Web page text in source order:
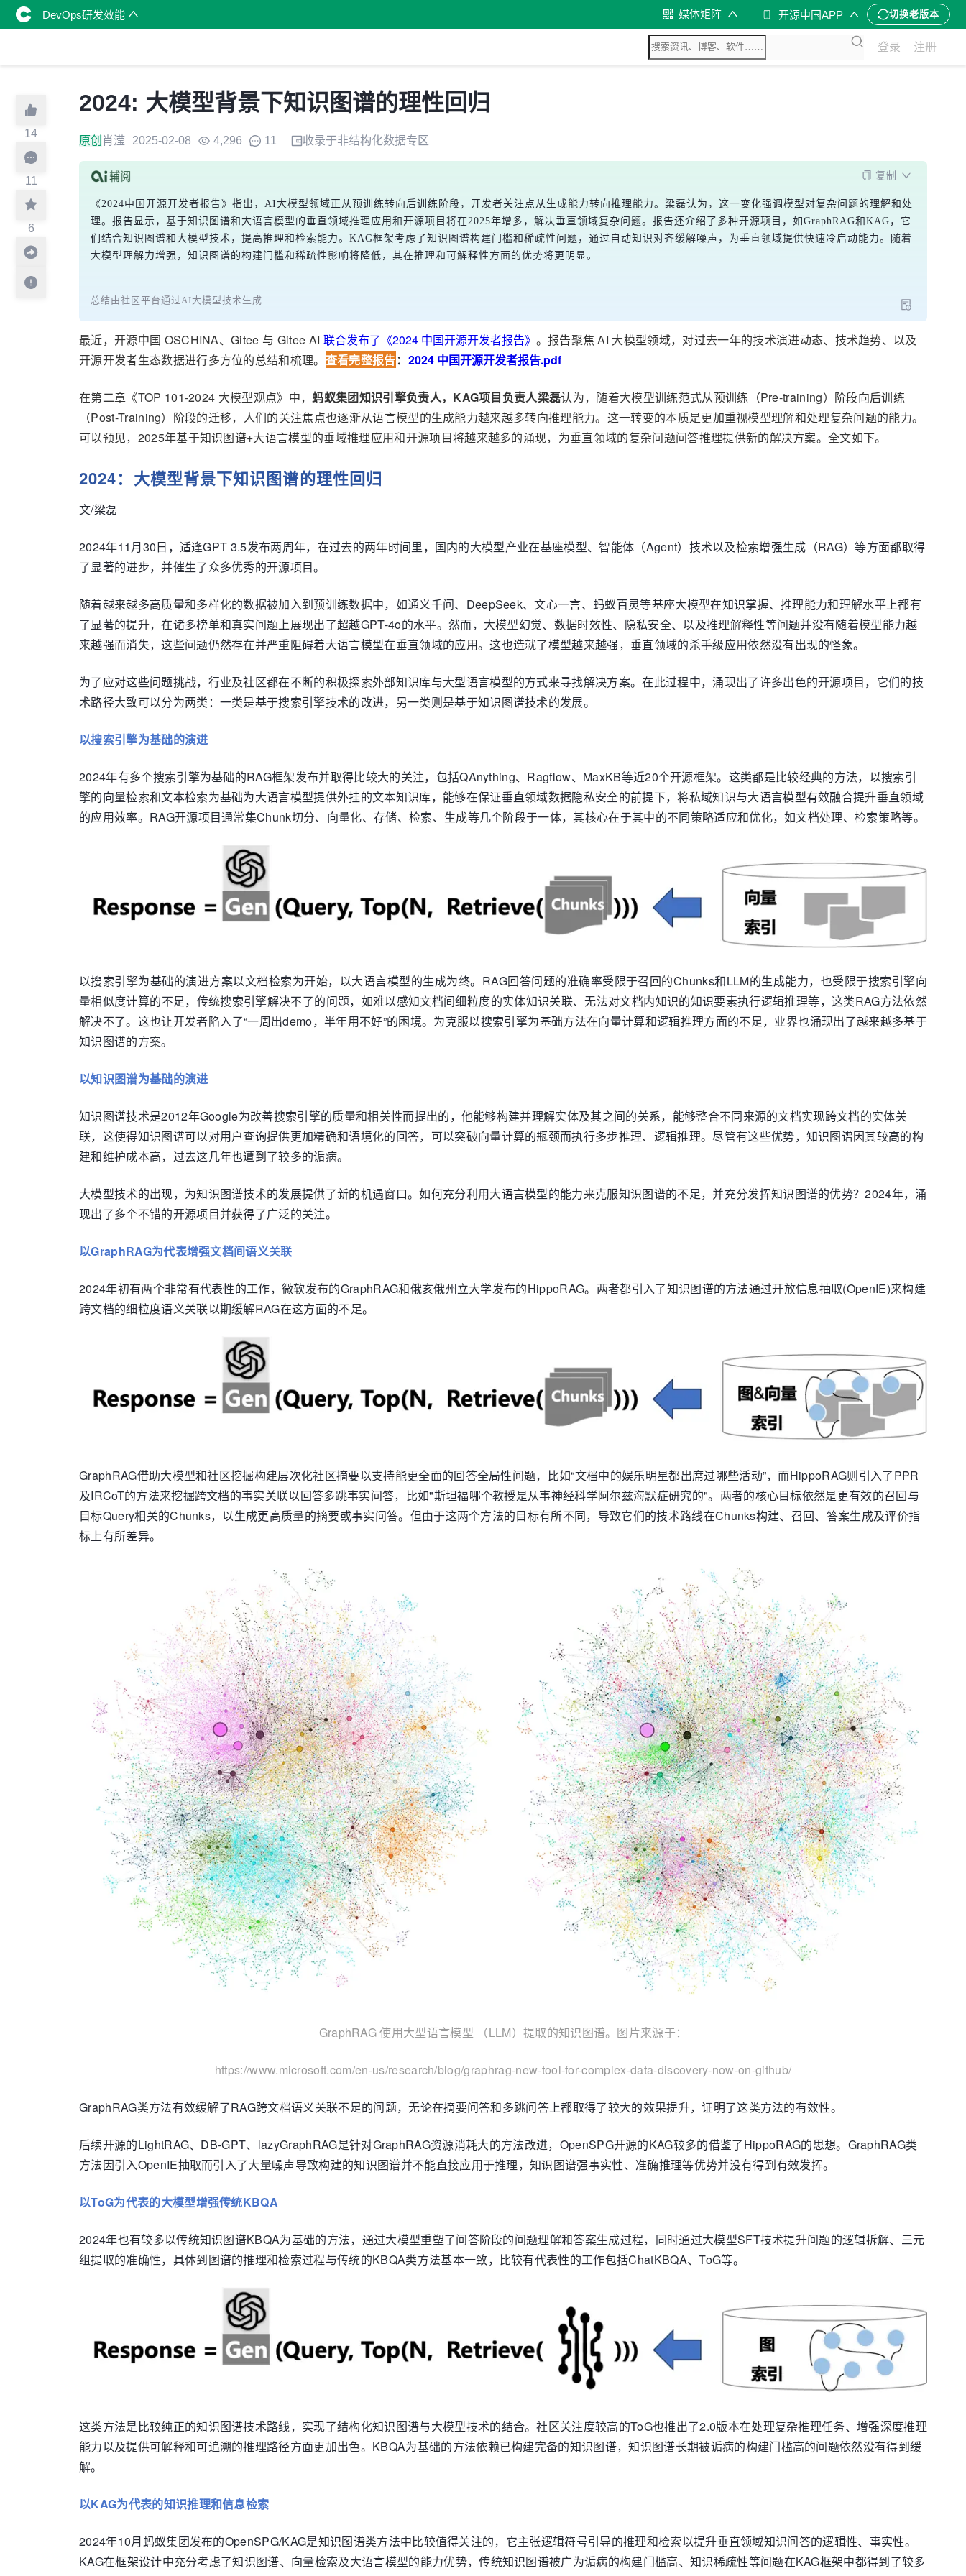
DevOps研发效能 媒体矩阵 开源中国APP 切换老版本
登录 注册
14
11
6
2024: 大模型背景下知识图谱的理性回归
原创 肖滢 2025-02-08 4,296 11 收录于非结构化数据专区
复制
《2024中国开源开发者报告》指出，AI大模型领域正从预训练转向后训练阶段，开发者关注点从生成能力转向推理能力。梁磊认为，这一变化强调模型对复杂问题的理解和处
理。报告显示，基于知识图谱和大语言模型的垂直领域推理应用和开源项目将在2025年增多，解决垂直领域复杂问题。报告还介绍了多种开源项目，如GraphRAG和KAG，它
们结合知识图谱和大模型技术，提高推理和检索能力。KAG框架考虑了知识图谱构建门槛和稀疏性问题，通过自动知识对齐缓解噪声，为垂直领域提供快速冷启动能力。随着
大模型理解力增强，知识图谱的构建门槛和稀疏性影响将降低，其在推理和可解释性方面的优势将更明显。
总结由社区平台通过AI大模型技术生成
最近，开源中国 OSCHINA、Gitee 与 Gitee AI 联合发布了《2024 中国开源开发者报告》 。报告聚焦 AI 大模型领域，对过去一年的技术演进动态、技术趋势、以及
开源开发者生态数据进行多方位的总结和梳理。 查看完整报告： 2024 中国开源开发者报告.pdf
在第二章 《TOP 101-2024 大模型观点》 中，蚂蚁集团知识引擎负责人，KAG项目负责人梁磊认为， 随着大模型训练范式从预训练（Pre-training）阶段向后训练
（Post-Training）阶段的迁移，人们的关注焦点也逐渐从语言模型的生成能力越来越多转向推理能力。这一转变的本质是更加重视模型理解和处理复杂问题的能力。
可以预见，2025年基于知识图谱+大语言模型的垂域推理应用和开源项目将越来越多的涌现，为垂直领域的复杂问题问答推理提供新的解决方案。全文如下。
2024：大模型背景下知识图谱的理性回归
文/梁磊
2024年11月30日，适逢GPT 3.5发布两周年，在过去的两年时间里，国内的大模型产业在基座模型、智能体（Agent）技术以及检索增强生成（RAG）等方面都取得
了显著的进步，并催生了众多优秀的开源项目。
随着越来越多高质量和多样化的数据被加入到预训练数据中，如通义千问、DeepSeek、文心一言、蚂蚁百灵等基座大模型在知识掌握、推理能力和理解水平上都有
了显著的提升，在诸多榜单和真实问题上展现出了超越GPT-4o的水平。然而，大模型幻觉、数据时效性、隐私安全、以及推理解释性等问题并没有随着模型能力越
来越强而消失，这些问题仍然存在并严重阻碍着大语言模型在垂直领域的应用。这也造就了模型越来越强，垂直领域的杀手级应用依然没有出现的怪象。
为了应对这些问题挑战，行业及社区都在不断的积极探索外部知识库与大型语言模型的方式来寻找解决方案。在此过程中，涌现出了许多出色的开源项目，它们的技
术路径大致可以分为两类：一类是基于搜索引擎技术的改进，另一类则是基于知识图谱技术的发展。
以搜索引擎为基础的演进
2024年有多个搜索引擎为基础的RAG框架发布并取得比较大的关注，包括QAnything、Ragflow、MaxKB等近20个开源框架。这类都是比较经典的方法，以搜索引
擎的向量检索和文本检索为基础为大语言模型提供外挂的文本知识库，能够在保证垂直领域数据隐私安全的前提下，将私域知识与大语言模型有效融合提升垂直领域
的应用效率。RAG开源项目通常集Chunk切分、向量化、存储、检索、生成等几个阶段于一体，其核心在于其中的不同策略适应和优化，如文档处理、检索策略等。
以搜索引擎为基础的演进方案以文档检索为开始，以大语言模型的生成为终。RAG回答问题的准确率受限于召回的Chunks和LLM的生成能力，也受限于搜索引擎向
量相似度计算的不足，传统搜索引擎解决不了的问题，如难以感知文档间细粒度的实体知识关联、无法对文档内知识的知识要素执行逻辑推理等，这类RAG方法依然
解决不了。这也让开发者陷入了“一周出demo，半年用不好”的困境。为克服以搜索引擎为基础方法在向量计算和逻辑推理方面的不足，业界也涌现出了越来越多基于
知识图谱的方案。
以知识图谱为基础的演进
知识图谱技术是2012年Google为改善搜索引擎的质量和相关性而提出的，他能够构建并理解实体及其之间的关系，能够整合不同来源的文档实现跨文档的实体关
联，这使得知识图谱可以对用户查询提供更加精确和语境化的回答，可以突破向量计算的瓶颈而执行多步推理、逻辑推理。尽管有这些优势，知识图谱因其较高的构
建和维护成本高，过去这几年也遭到了较多的诟病。
大模型技术的出现，为知识图谱技术的发展提供了新的机遇窗口。如何充分利用大语言模型的能力来克服知识图谱的不足，并充分发挥知识图谱的优势？2024年，涌
现出了多个不错的开源项目并获得了广泛的关注。
以GraphRAG为代表增强文档间语义关联
2024年初有两个非常有代表性的工作，微软发布的GraphRAG和俄亥俄州立大学发布的HippoRAG。两者都引入了知识图谱的方法通过开放信息抽取(OpenIE)来构建
跨文档的细粒度语义关联以期缓解RAG在这方面的不足。
GraphRAG借助大模型和社区挖掘构建层次化社区摘要以支持能更全面的回答全局性问题，比如“文档中的娱乐明星都出席过哪些活动”，而HippoRAG则引入了PPR
及IRCoT的方法来挖掘跨文档的事实关联以回答多跳事实问答，比如"斯坦福哪个教授是从事神经科学阿尔兹海默症研究的"。两者的核心目标依然是更有效的召回与
目标Query相关的Chunks，以生成更高质量的摘要或事实问答。但由于这两个方法的目标有所不同，导致它们的技术路线在Chunks构建、召回、答案生成及评价指
标上有所差异。
GraphRAG 使用大型语言模型 （LLM）提取的知识图谱。图片来源于：
https://www.microsoft.com/en-us/research/blog/graphrag-new-tool-for-complex-data-discovery-now-on-github/
GraphRAG类方法有效缓解了RAG跨文档语义关联不足的问题，无论在摘要问答和多跳问答上都取得了较大的效果提升，证明了这类方法的有效性。
后续开源的LightRAG、DB-GPT、lazyGraphRAG是针对GraphRAG资源消耗大的方法改进，OpenSPG开源的KAG较多的借鉴了HippoRAG的思想。GraphRAG类
方法因引入OpenIE抽取而引入了大量噪声导致构建的知识图谱并不能直接应用于推理，知识图谱强事实性、准确推理等优势并没有得到有效发挥。
以ToG为代表的大模型增强传统KBQA
2024年也有较多以传统知识图谱KBQA为基础的方法，通过大模型重塑了问答阶段的问题理解和答案生成过程，同时通过大模型SFT技术提升问题的逻辑拆解、三元
组提取的准确性，具体到图谱的推理和检索过程与传统的KBQA类方法基本一致，比较有代表性的工作包括ChatKBQA、ToG等。
这类方法是比较纯正的知识图谱技术路线，实现了结构化知识图谱与大模型技术的结合。社区关注度较高的ToG也推出了2.0版本在处理复杂推理任务、增强深度推理
能力以及提供可解释和可追溯的推理路径方面更加出色。KBQA为基础的方法依赖已构建完备的知识图谱，知识图谱长期被诟病的构建门槛高的问题依然没有得到缓
解。
以KAG为代表的知识推理和信息检索
2024年10月蚂蚁集团发布的OpenSPG/KAG是知识图谱类方法中比较值得关注的，它主张逻辑符号引导的推理和检索以提升垂直领域知识问答的逻辑性、事实性。
KAG在框架设计中充分考虑了知识图谱、向量检索及大语言模型的能力优势，传统知识图谱被广为诟病的构建门槛高、知识稀疏性等问题在KAG框架中都得到了较多